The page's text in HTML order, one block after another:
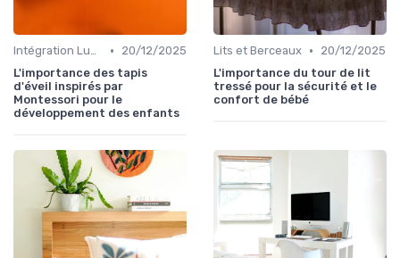
Intégration Ludique et Éducative •
20/12/2025
L'importance des tapis
d'éveil inspirés par
Montessori pour le
développement des enfants
Lits et Berceaux •
20/12/2025
L'importance du tour de lit
tressé pour la sécurité et le
confort de bébé